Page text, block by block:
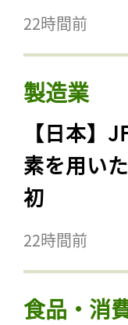
22時間前
製造業
【日本】
素を用い
初
22時間前
食品・消